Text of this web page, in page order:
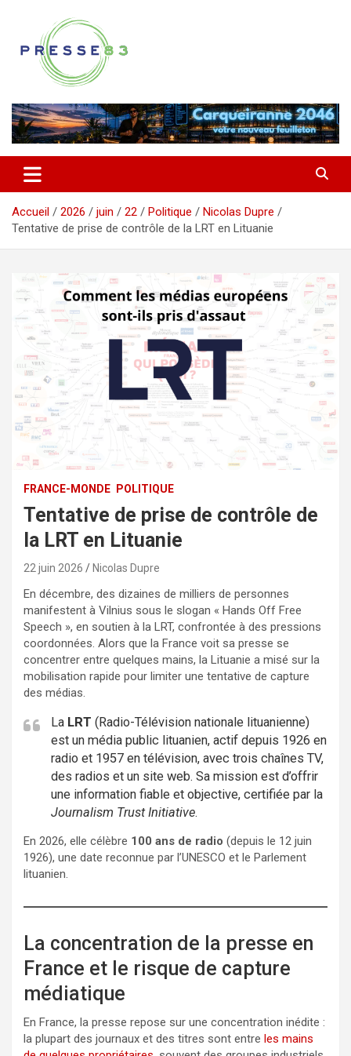
contenu
Presse 83
Accueil 2026 juin 22 Politique
Nicolas Dupre
Tentative de prise de contrôle de la LRT en Lituanie
FRANCE-MONDE POLITIQUE
Tentative de prise de contrôle de
la LRT en Lituanie
22 juin 2026 Nicolas Dupre
En décembre, des dizaines de milliers de personnes
manifestent à Vilnius sous le slogan « Hands Off Free
Speech », en soutien à la LRT, confrontée à des pressions
coordonnées. Alors que la France voit sa presse se
concentrer entre quelques mains, la Lituanie a misé sur la
mobilisation rapide pour limiter une tentative de capture
des médias.
La LRT (Radio-Télévision nationale lituanienne)
est un média public lituanien, actif depuis 1926 en
radio et 1957 en télévision, avec trois chaînes TV,
des radios et un site web. Sa mission est d’offrir
une information fiable et objective, certifiée par la
Journalism Trust Initiative.
En 2026, elle célèbre 100 ans de radio (depuis le 12 juin
1926), une date reconnue par l’UNESCO et le Parlement
lituanien.
La concentration de la presse en
France et le risque de capture
médiatique
En France, la presse repose sur une concentration inédite :
la plupart des journaux et des titres sont entre les mains